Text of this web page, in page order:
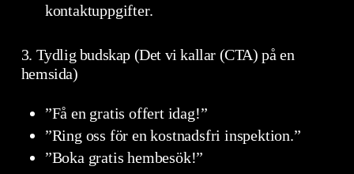
kontaktuppgifter.
3. Tydlig budskap (Det vi kallar (CTA) på en
hemsida)
”Få en gratis offert idag!”
”Ring oss för en kostnadsfri inspektion.”
”Boka gratis hembesök!”